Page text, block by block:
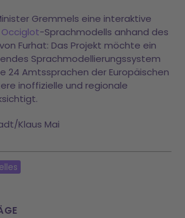
Gremmels eine interaktive
Occiglot-Sprachmodells anhand des
Furhat: Das Projekt möchte ein
Sprachmodellierungssystem
24 Amtssprachen der Europäischen
inoffizielle und regionale
Klaus Mai